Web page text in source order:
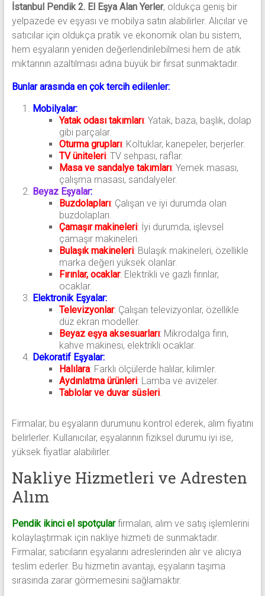
İstanbul Pendik 2. El Eşya Alan Yerler, oldukça geniş bir
yelpazede ev eşyası ve mobilya satın alabilirler. Alıcılar ve
satıcılar için oldukça pratik ve ekonomik olan bu sistem,
hem eşyaların yeniden değerlendirilebilmesi hem de atık
miktarının azaltılması adına büyük bir fırsat sunmaktadır.
Bunlar arasında en çok tercih edilenler:
Mobilyalar:
Yatak odası takımları:Yatak, baza, başlık, dolap
gibi parçalar.
Oturma grupları:Koltuklar, kanepeler, berjerler.
TV üniteleri:TV sehpası, raflar.
Masa ve sandalye takımları:Yemek masası,
çalışma masası, sandalyeler.
Beyaz Eşyalar:
Buzdolapları:Çalışan ve iyi durumda olan
buzdolapları.
Çamaşır makineleri:İyi durumda, işlevsel
çamaşır makineleri.
Bulaşık makineleri:Bulaşık makineleri, özellikle
marka değeri yüksek olanlar.
Fırınlar, ocaklar:Elektrikli ve gazlı fırınlar,
ocaklar.
Elektronik Eşyalar:
Televizyonlar:Çalışan televizyonlar, özellikle
düz ekran modeller.
Beyaz eşya aksesuarları:Mikrodalga fırın,
kahve makinesi, elektrikli ocaklar.
Dekoratif Eşyalar:
Halılara: Farklı ölçülerde halılar, kilimler.
Aydınlatma ürünleri: Lamba ve avizeler.
Tablolar ve duvar süsleri.
Firmalar, bu eşyaların durumunu kontrol ederek, alım fiyatını
belirlerler. Kullanıcılar, eşyalarının fiziksel durumu iyi ise,
yüksek fiyatlar alabilirler.
Nakliye Hizmetleri ve Adresten
Alım
Pendik ikinci el spotçularfirmaları, alım ve satış işlemlerini
kolaylaştırmak için nakliye hizmeti de sunmaktadır.
Firmalar, satıcıların eşyalarını adreslerinden alır ve alıcıya
teslim ederler. Bu hizmetin avantajı, eşyaların taşıma
sırasında zarar görmemesini sağlamaktır.